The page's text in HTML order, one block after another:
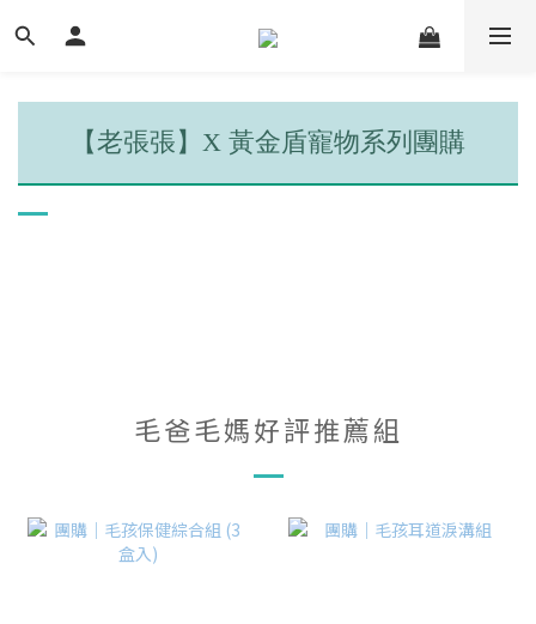
【老張張】X 黃金盾寵物系列團購
毛爸毛媽好評推薦組